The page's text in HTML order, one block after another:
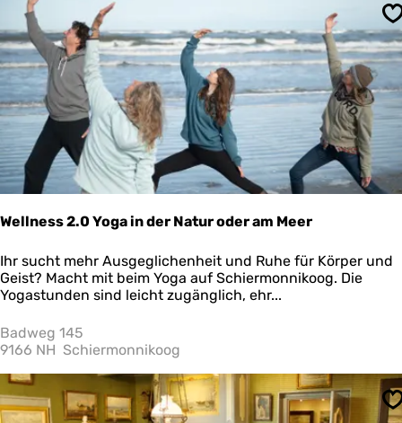
Wellness 2.0 Yoga in der Natur oder am Meer
W
e
l
n
e
s
2
.
Ihr sucht mehr Ausgeglichenheit und Ruhe für Körper und
Geist? Macht mit beim Yoga auf Schiermonnikoog. Die
Yogastunden sind leicht zugänglich, ehr...
Badweg 145
9166 NH Schiermonnikoog